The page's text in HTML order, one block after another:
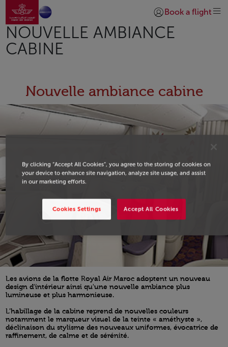
Skip to Main Content
Ir para a página inicial
Iniciar sessão |
Book a flight
NOUVELLE AMBIANCE
CABINE
Nouvelle ambiance cabine
Les avions de la flotte Royal Air Maroc adoptent un nouveau
design d'intérieur ainsi qu'une nouvelle ambiance plus
lumineuse et plus harmonieuse.
L'habillage de la cabine reprend de nouvelles couleurs
notamment le marqueur visuel de la teinte « améthyste »,
déclinaison du stylisme des nouveaux uniformes, évocatrice de
raffinement, de calme et de sérénité.
By clicking “Accept All Cookies”, you agree to the storing of cookies on
your device to enhance site navigation, analyze site usage, and assist
in our marketing efforts.
Accept All Cookies
Cookies Settings